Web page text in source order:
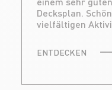
Decksplan.
vielfältigen
ENTDECKEN